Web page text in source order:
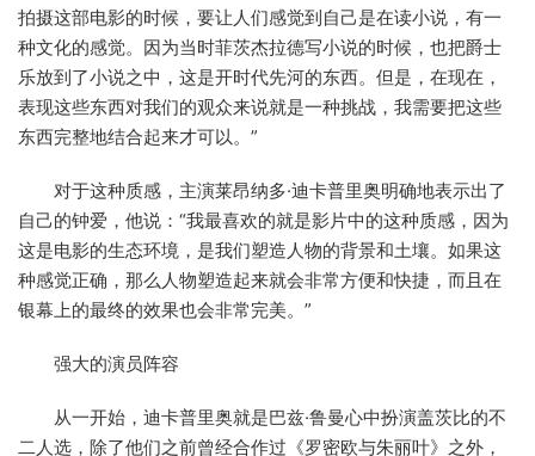
拍摄这部电影的时候，要让人们感觉到自己是在读小说，有一
种文化的感觉。因为当时菲茨杰拉德写小说的时候，也把爵士
乐放到了小说之中，这是开时代先河的东西。但是，在现在，
表现这些东西对我们的观众来说就是一种挑战，我需要把这些
东西完整地结合起来才可以。”
对于这种质感，主演莱昂纳多·迪卡普里奥明确地表示出了
自己的钟爱，他说：“我最喜欢的就是影片中的这种质感，因为
这是电影的生态环境，是我们塑造人物的背景和土壤。如果这
种感觉正确，那么人物塑造起来就会非常方便和快捷，而且在
银幕上的最终的效果也会非常完美。”
强大的演员阵容
从一开始，迪卡普里奥就是巴兹·鲁曼心中扮演盖茨比的不
二人选，除了他们之前曾经合作过《罗密欧与朱丽叶》之外，